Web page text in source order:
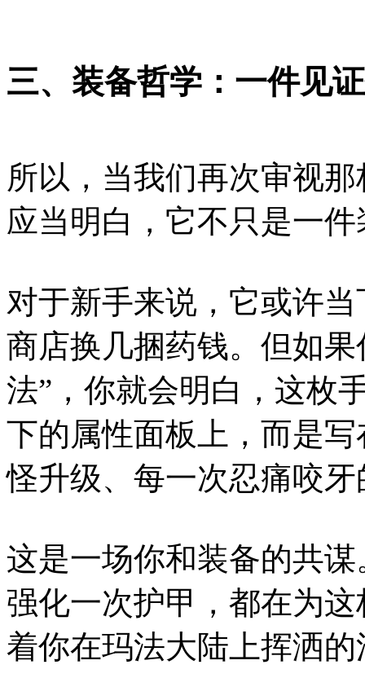
三、装备哲学：一件见
所以，当我们再次审视
应当明白，它不只是一
对于新手来说，它或许
商店换几捆药钱。但如
法”，你就会明白，这枚
下的属性面板上，而是
怪升级、每一次忍痛咬
这是一场你和装备的共
强化一次护甲，都在为
着你在玛法大陆上挥洒